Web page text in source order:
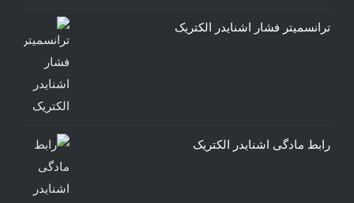
ترانسمیتر فشار اشنایدر الکتریک
رابط مادگی اشنایدر الکتریک